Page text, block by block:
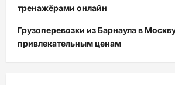
тренажёрами онлайн
Грузоперевозки из Барнаула в
привлекательным ценам